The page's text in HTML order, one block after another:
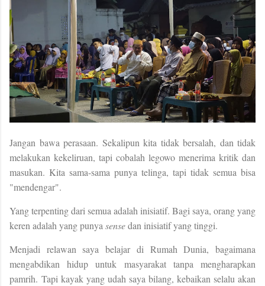
Jangan bawa perasaan. Sekalipun kita tidak bersalah, dan tidak
melakukan kekeliruan, tapi cobalah legowo menerima kritik dan
masukan. Kita sama-sama punya telinga, tapi tidak semua bisa
"mendengar".
Yang terpenting dari semua adalah inisiatif. Bagi saya, orang yang
keren adalah yang punya sensedan inisiatif yang tinggi.
Menjadi relawan saya belajar di Rumah Dunia, bagaimana
mengabdikan hidup untuk masyarakat tanpa mengharapkan
pamrih. Tapi kayak yang udah saya bilang, kebaikan selalu akan